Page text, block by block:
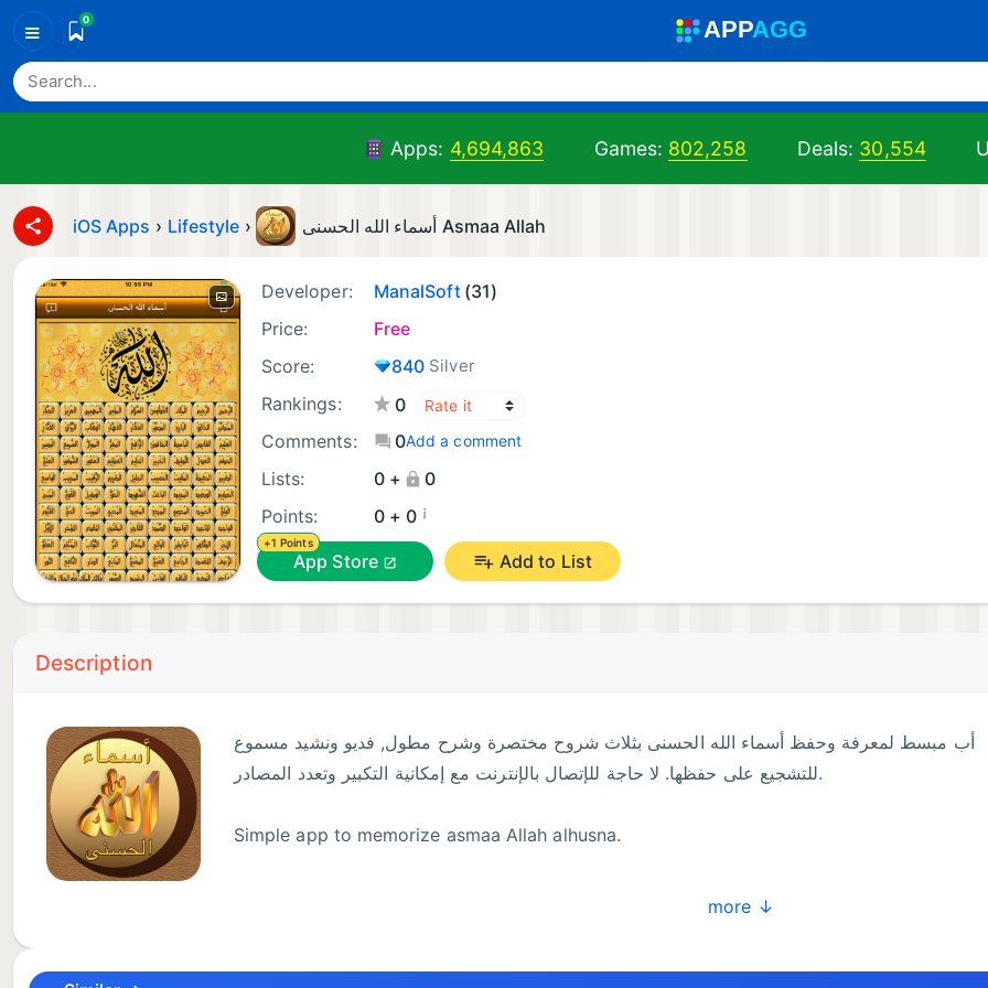
≡ 0 APPAGG
Apps: 4,694,863 Games: 802,258 Deals: 30,554
iOS Apps › Lifestyle › أسماء الله الحسنى Asmaa Allah
Developer: ManalSoft (31)
Price:
Free
Score:
840 Silver
Rankings:
0
Comments:
0Add a comment
Lists: 0 +
0
Points:
0 + 0 ¡
+1 Points
App Store Add to List
Description
أب مبسط لمعرفة وحفظ أسماء الله الحسنى بثلاث شروح مختصرة وشرح مطول, فديو ونشيد مسموع
للتشجيع على حفظها. لا حاجة للإتصال بالإنترنت مع إمكانية التكبير وتعدد المصادر.
Simple app to memorize asmaa Allah alhusna.
تقبله بقبول حسن واجعله عتقا لنا من النار ولكل من استعمله ونشره وصممه وبرمجه وحفظ ولم يحفظ
more ↓